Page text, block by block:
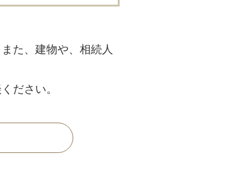
た、建物や、相続人
ださい。